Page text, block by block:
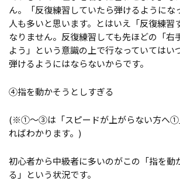
ん。「反復練習していたら弾けるようにな
人も多いと思います。とはいえ「反復練習
なりません。反復練習しても先ほどの「右
よう」という意識の上で行なっていてはい
弾けるようにはならないからです。
④指を動かそうとしすぎる
(※①～③は「スピードが上がらない方へ①
ればわかります。)
初心者から中級者に多いのがこの「指を動
る」という状況です。